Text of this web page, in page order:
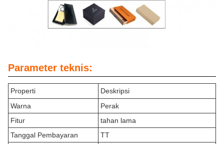
Parameter teknis:
Properti
Deskripsi
Warna
Perak
Fitur
tahan lama
Tanggal Pembayaran
TT